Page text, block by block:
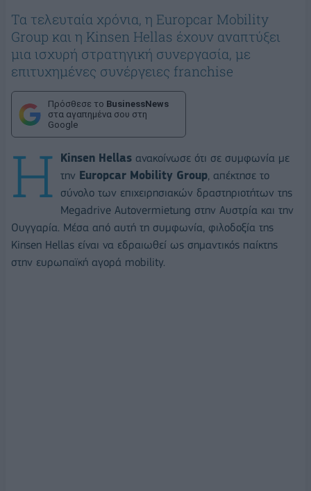
Τα τελευταία χρόνια, η Europcar Mobility
Group και η Kinsen Hellas έχουν αναπτύξει
μια ισχυρή στρατηγική συνεργασία, με
επιτυχημένες συνέργειες franchise
Πρόσθεσε το BusinessNews
στα αγαπημένα σου στη
Google
Η Kinsen Hellas ανακοίνωσε ότι σε συμφωνία με
την Europcar Mobility Group, απέκτησε το
σύνολο των επιχειρησιακών δραστηριοτήτων της
Megadrive Autovermietung στην Αυστρία και την
Ουγγαρία. Μέσα από αυτή τη συμφωνία, φιλοδοξία της
Kinsen Hellas είναι να εδραιωθεί ως σημαντικός παίκτης
στην ευρωπαϊκή αγορά mobility.